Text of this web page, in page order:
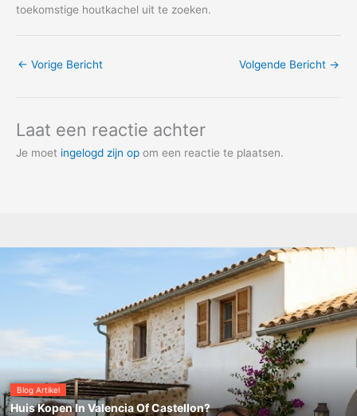
toekomstige houtkachel uit te zoeken.
← Vorige Bericht Volgende Bericht →
Laat een reactie achter
Je moet ingelogd zijn op om een reactie te plaatsen.
Blog Artikel
Huis Kopen In Valencia Of Castellon?